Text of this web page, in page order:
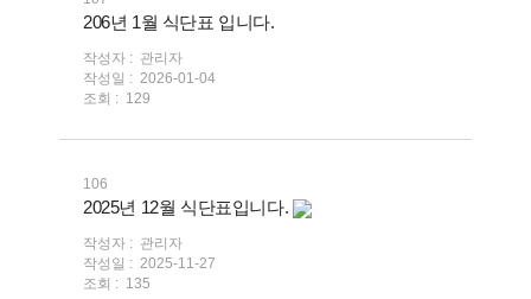
206년 1월 식단표 입니다.
작성자 : 관리자
작성일 : 2026-01-04
조회 : 129
106
2025년 12월 식단표입니다.
작성자 : 관리자
작성일 : 2025-11-27
조회 : 135